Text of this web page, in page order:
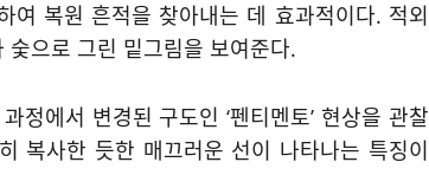
복원 흔적을 찾아내는 데 효과적이다. 적외
으로 그린 밑그림을 보여준다.
에서 변경된 구도인 ‘펜티멘토’ 현상을 관찰
복사한 듯한 매끄러운 선이 나타나는 특징이